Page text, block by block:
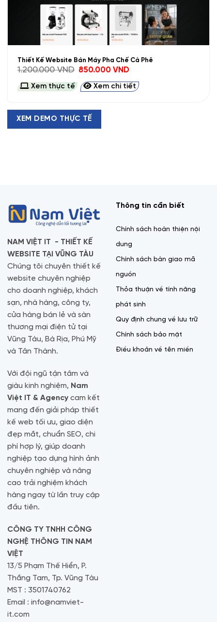
Thiết Kế Website Bán Máy Pha Chế Cà Phê
1.200.000VND
Giá
là:
1.200.000 VND.
850.000VNDGiá
tại
là:
850.000 VND.
Xem thực tế Xem chi tiết
XEM DEMO THỰC TẾ
NAM VIỆT IT - THIẾT KẾ
WEBSITE TẠI VŨNG TÀU
Chúng tôi chuyên thiết kế
website chuyên nghiệp
cho doanh nghiệp, khách
sạn, nhà hàng, công ty,
cửa hàng bán lẻ và sàn
thương mại điện tử tại
Vũng Tàu, Bà Rịa, Phú Mỹ
và Tân Thành.
Với đội ngũ tận tâm và
giàu kinh nghiệm, Nam
Việt IT & Agency cam kết
mang đến giải pháp thiết
kế web tối ưu, giao diện
đẹp mắt, chuẩn SEO, chi
phí hợp lý, giúp doanh
nghiệp tạo dựng hình ảnh
chuyên nghiệp và nâng
cao trải nghiệm khách
hàng ngay từ lần truy cập
đầu tiên.
CÔNG TY TNHH CÔNG
NGHỆ THÔNG TIN NAM
VIỆT
13/5 Phạm Thế Hiển, P.
Thắng Tam, Tp. Vũng Tàu
MST : 3501740762
Email : info@namviet-
it.com
Thông tin cần biết
Chính sách hoàn thiện nội
dung
Chính sách bàn giao mã
nguồn
Thỏa thuận về tính năng
phát sinh
Quy định chung về lưu trữ
Chính sách bảo mật
Điều khoản về tên miền